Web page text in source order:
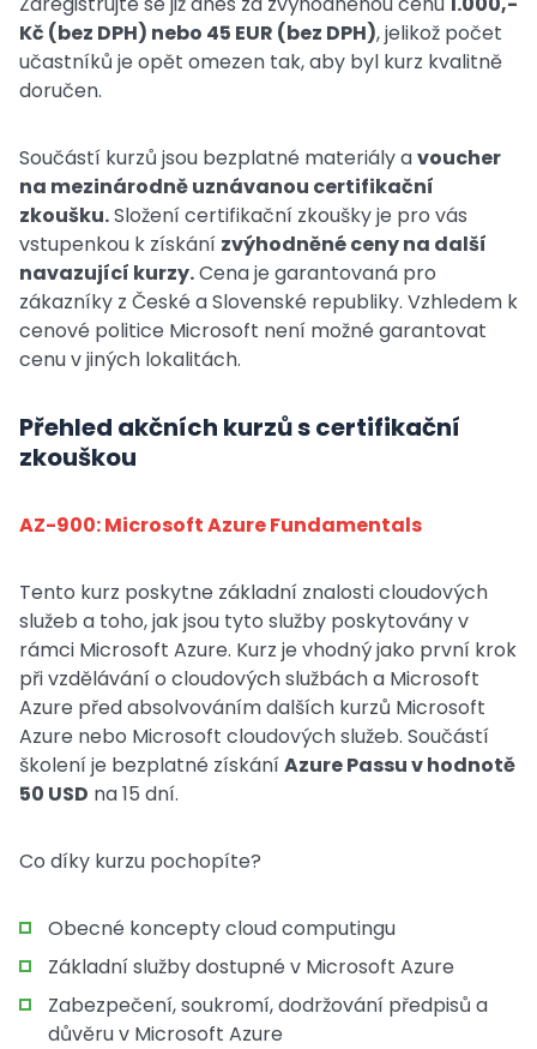
Kč (bez DPH) nebo 45 EUR (bez DPH), jelikož počet
učastníků je opět omezen tak, aby byl kurz kvalitně
doručen.
Součástí kurzů jsou bezplatné materiály avoucher
na mezinárodně uznávanou certifikační
zkoušku.Složení certifikační zkoušky je pro vás
vstupenkou k získání zvýhodněné ceny na další
navazující kurzy.Cena je garantovaná pro
zákazníky z České a Slovenské republiky. Vzhledem k
cenové politice Microsoft není možné garantovat
cenu v jiných lokalitách.
Přehled akčních kurzů s certifikační
zkouškou
AZ-900: Microsoft Azure Fundamentals
Tento kurz poskytne základní znalosti cloudových
služeb a toho, jak jsou tyto služby poskytovány v
rámci Microsoft Azure. Kurz je vhodný jako první krok
při vzdělávání o cloudových službách a Microsoft
Azure před absolvováním dalších kurzů Microsoft
Azure nebo Microsoft cloudových služeb. Součástí
školení je bezplatné získáníAzure Passu v hodnotě
50 USD na 15 dní.
Co díky kurzu pochopíte?
Obecné koncepty cloud computingu
Základní služby dostupné v Microsoft Azure
Zabezpečení, soukromí, dodržování předpisů a
důvěru v Microsoft Azure